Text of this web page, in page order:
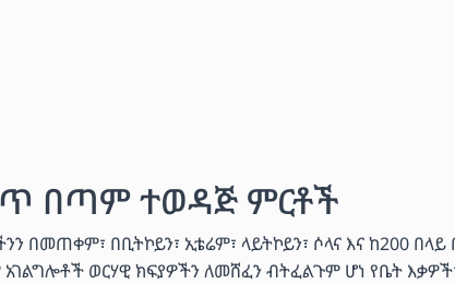
በጣም ተወዳጅ ምርቶች
በመጠቀም፣ በቢትኮይን፣ ኢቴሬም፣ ላይትኮይን፣ ሶላና እና ከ200
ወርሃዊ ክፍያዎችን ለመሸፈን ብትፈልጉም ሆነ የቤት